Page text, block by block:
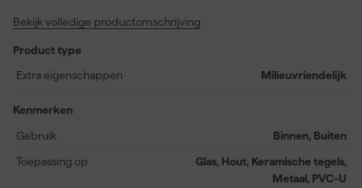
efficiënt voorbereiden voor zowel binnen- als buitengebruik.
uiteenlopende verfsystemen uit de Intelligent-reeks, en biedt het
direct een uitstekende basis voor verdere afwerking. Je bereikt
primer is altijd iets lichter dan de gekozen verfkleur, zonder
Bekijk volledige productomschrijving
Product type
Extra eigenschappen
Milieuvriendelijk
Kenmerken
Gebruik
Binnen, Buiten
Toepassing op
Glas, Hout, Keramische tegels,
Metaal, PVC-U